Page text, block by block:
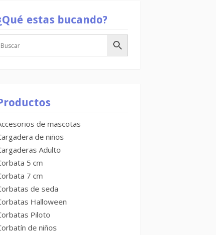
estas bucando?
de mascotas
de niños
Adulto
5 cm
7 cm
de seda
Halloween
Piloto
de niños